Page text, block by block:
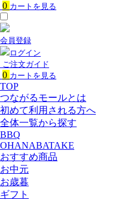
0 カートを見る
会員登録
ログイン
ご注文ガイド
0 カートを見る
TOP
つながるモールとは
初めて利用される方へ
全体一覧から探す
BBQ
OHANABATAKE
おすすめ商品
お中元
お歳暮
ギフト